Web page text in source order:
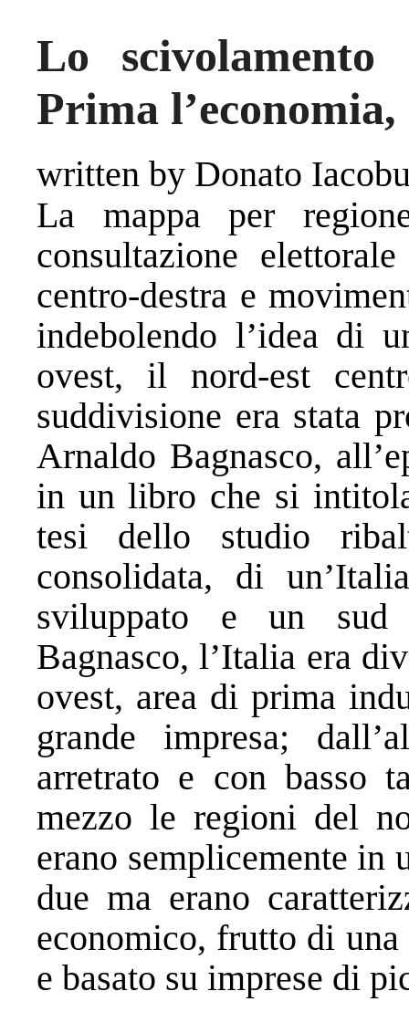
Lo
Prima
written by Donato
La mappa per
consultazione
centro-destra e
indebolendo l’idea di
ovest, il nord-est
suddivisione era stata
Arnaldo Bagnasco,
in un libro che si
tesi dello studio
consolidata, di
sviluppato e un sud
Bagnasco, l’Italia era
ovest, area di prima
grande impresa;
arretrato e con basso
mezzo le regioni del
erano semplicemente in
due ma erano
economico, frutto di
e basato su imprese di